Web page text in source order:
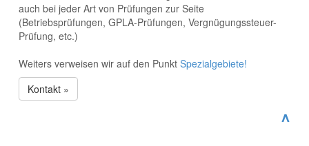
auch bei jeder Art von Prüfungen zur Seite
(Betriebsprüfungen, GPLA-Prüfungen, Vergnügungssteuer-
Prüfung, etc.)
Weiters verweisen wir auf den Punkt Spezialgebiete!
Kontakt »
^